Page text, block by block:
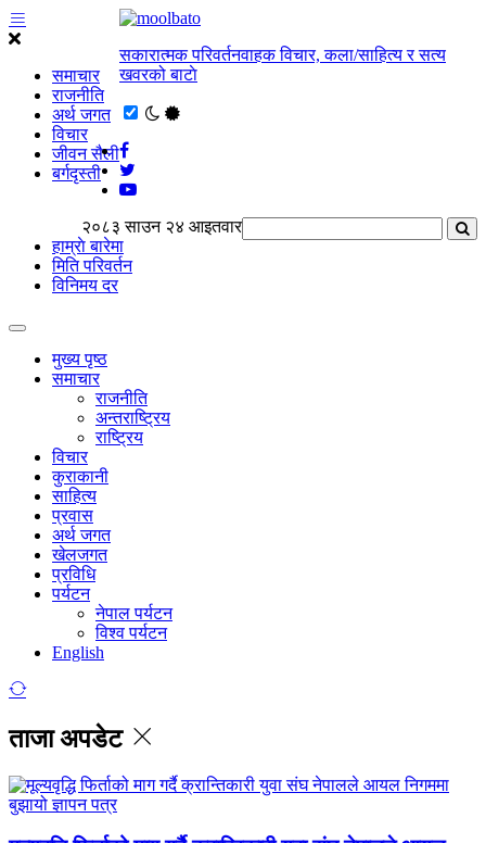
समाचार
राजनीति
अर्थ जगत
विचार
जीवन सैली
बर्गदृस्ती
सकारात्मक परिवर्तनवाहक विचार, कला/साहित्य र सत्य
खवरको बाटाे
२०८३ साउन २४ आइतवार
हाम्राे बारेमा
मिति परिवर्तन
विनिमय दर
मुख्य पृष्ठ
समाचार
राजनीति
अन्तराष्ट्रिय
राष्ट्रिय
विचार
कुराकानी
साहित्य
प्रवास
अर्थ जगत
खेलजगत
प्रविधि
पर्यटन
नेपाल पर्यटन
विश्व पर्यटन
English
ताजा अपडेट